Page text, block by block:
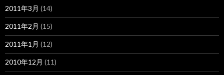
2011年3月 (14)
2011年2月 (15)
2011年1月 (12)
2010年12月 (11)